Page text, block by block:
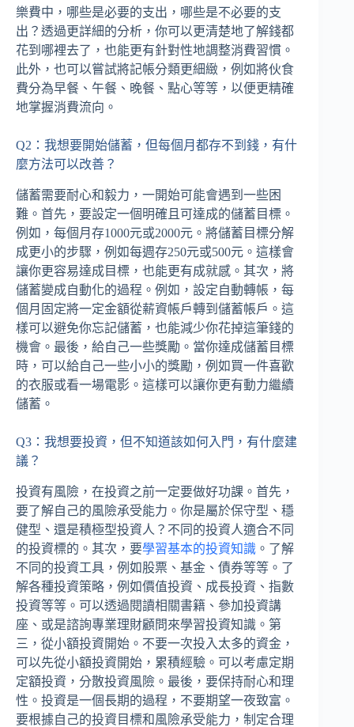
樂費中，哪些是必要的支出，哪些是不必要的支
出？透過更詳細的分析，你可以更清楚地了解錢都
花到哪裡去了，也能更有針對性地調整消費習慣。
此外，也可以嘗試將記帳分類更細緻，例如將伙食
費分為早餐、午餐、晚餐、點心等等，以便更精確
地掌握消費流向。
Q2：我想要開始儲蓄，但每個月都存不到錢，有什
麼方法可以改善？
儲蓄需要耐心和毅力，一開始可能會遇到一些困
難。首先，要設定一個明確且可達成的儲蓄目標。
例如，每個月存1000元或2000元。將儲蓄目標分解
成更小的步驟，例如每週存250元或500元。這樣會
讓你更容易達成目標，也能更有成就感。其次，將
儲蓄變成自動化的過程。例如，設定自動轉帳，每
個月固定將一定金額從薪資帳戶轉到儲蓄帳戶。這
樣可以避免你忘記儲蓄，也能減少你花掉這筆錢的
機會。最後，給自己一些獎勵。當你達成儲蓄目標
時，可以給自己一些小小的獎勵，例如買一件喜歡
的衣服或看一場電影。這樣可以讓你更有動力繼續
儲蓄。
Q3：我想要投資，但不知道該如何入門，有什麼建
議？
投資有風險，在投資之前一定要做好功課。首先，
要了解自己的風險承受能力。你是屬於保守型、穩
健型、還是積極型投資人？不同的投資人適合不同
的投資標的。其次，要學習基本的投資知識 。了解
不同的投資工具，例如股票、基金、債券等等。了
解各種投資策略，例如價值投資、成長投資、指數
投資等等。可以透過閱讀相關書籍、參加投資講
座、或是諮詢專業理財顧問來學習投資知識。第
三，從小額投資開始。不要一次投入太多的資金，
可以先從小額投資開始，累積經驗。可以考慮定期
定額投資，分散投資風險。最後，要保持耐心和理
性。投資是一個長期的過程，不要期望一夜致富。
要根據自己的投資目標和風險承受能力，制定合理